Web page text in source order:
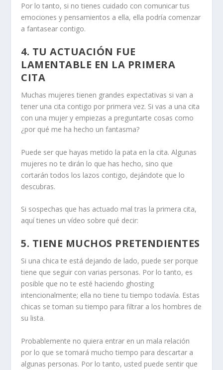
Por lo tanto, si no tienes cuidado con comunicar tus
emociones y pensamientos a ella, ella podría comenzar
a fantasear contigo.
4. TU ACTUACIÓN FUE
LAMENTABLE EN LA PRIMERA
CITA
Muchas mujeres tienen grandes expectativas si van a
tener una cita contigo por primera vez. Si vas a una cita
con una mujer y empiezas a preguntarte cosas como
¿por qué me ha hecho un fantasma?
Puede ser que hayas metido la pata en la cita. Algunas
mujeres no te dirán lo que has hecho, sino que
cortarán todos los lazos contigo, dejándote que lo
descubras.
Si sospechas que has actuado mal tras la primera cita,
aquí tienes un vídeo sobre qué decir:
5. TIENE MUCHOS PRETENDIENTES
Si una chica te está dejando de lado, puede ser porque
tiene que seguir con varias personas. Por lo tanto, es
posible que no te esté haciendo ghosting
intencionalmente; ella no tiene tu tiempo todavía. Estas
chicas se toman su tiempo para filtrar a los hombres de
su lista.
Probablemente no quiera entrar en un mala relación
por lo que se tomará mucho tiempo para descartar a
algunas personas. Por lo tanto, usted puede sentir que